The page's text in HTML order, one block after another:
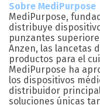
Sobre MediPurpose
MediPurpose,
distribuye
punzantes
Anzen, las lancetas
productos para el
MediPurpose ha
los dispositivos
distribuidor
soluciones únicas